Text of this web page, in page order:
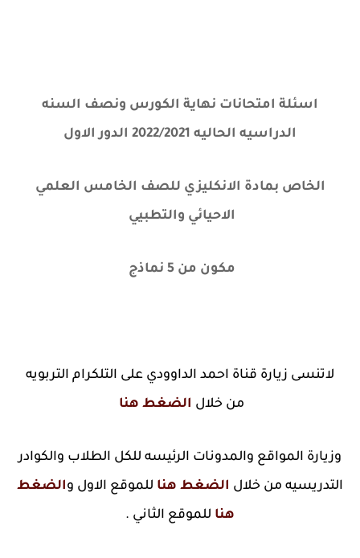
اسئلة امتحانات نهاية الكورس ونصف السنه
الدراسيه الحاليه 2022/2021 الدور الاول
الخاص بمادة الانكليزي للصف الخامس العلمي
الاحيائي والتطبيي
مكون من 5 نماذج
لاتنسى زيارة قناة احمد الداوودي على التلكرام التربويه
من خلال الضغط هنا
وزيارة المواقع والمدونات الرئيسه للكل الطلاب والكوادر
التدريسيه من خلال الضغط هنا للموقع الاول والضغط
هنا للموقع الثاني .